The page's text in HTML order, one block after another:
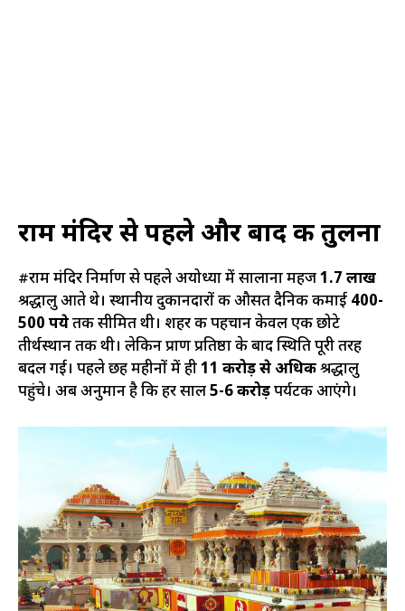
राम मंदिर से पहले और बाद की तुलना
#राम मंदिर निर्माण से पहले अयोध्या में सालाना महज1.7 लाख
श्रद्धालु आते थे। स्थानीय दुकानदारों की औसत दैनिक कमाई 400-
500 रुपयेतक सीमित थी। शहर की पहचान केवल एक छोटे
तीर्थस्थान तक थी। लेकिन प्राण प्रतिष्ठा के बाद स्थिति पूरी तरह
बदल गई। पहले छह महीनों में ही11 करोड़ से अधिकश्रद्धालु
पहुंचे। अब अनुमान है कि हर साल5-6 करोड़पर्यटक आएंगे।